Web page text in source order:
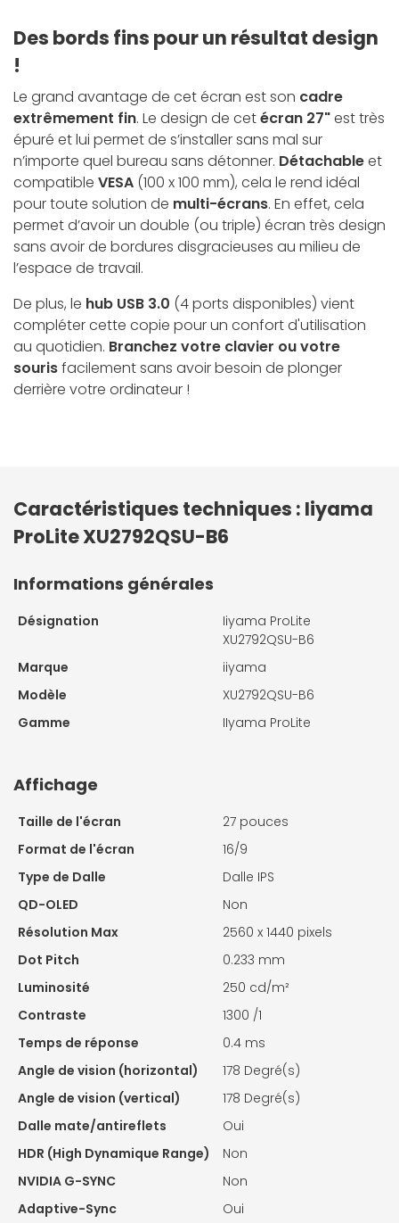
Des bords fins pour un résultat design
!
Le grand avantage de cet écran est son cadre
extrêmement fin. Le design de cetécran 27"est très
épuré et lui permet de s’installer sans mal sur
n’importe quel bureau sans détonner. Détachableet
compatible VESA (100 x 100 mm), cela le rend idéal
pour toute solution de multi-écrans. En effet, cela
permet d’avoir un double (ou triple) écran très design
sans avoir de bordures disgracieuses au milieu de
l’espace de travail.
De plus, le hub USB 3.0 (4 ports disponibles) vient
compléter cette copie pour un confort d'utilisation
au quotidien. Branchez votre clavier ou votre
sourisfacilement sans avoir besoin de plonger
derrière votre ordinateur !
Caractéristiques techniques : Iiyama
ProLite XU2792QSU-B6
Informations générales
Désignation
Iiyama ProLite
XU2792QSU-B6
Marque
iiyama
Modèle
XU2792QSU-B6
Gamme
IIyama ProLite
Affichage
Taille de l'écran
27 pouces
Format de l'écran
16/9
Type de Dalle
Dalle IPS
QD-OLED
Non
Résolution Max
2560 x 1440 pixels
Dot Pitch
0.233 mm
Luminosité
250 cd/m²
Contraste
1300 /1
Temps de réponse
0.4 ms
Angle de vision (horizontal)
178 Degré(s)
Angle de vision (vertical)
178 Degré(s)
Dalle mate/antireflets
Oui
HDR (High Dynamique Range)
Non
NVIDIA G-SYNC
Non
Adaptive-Sync
Oui